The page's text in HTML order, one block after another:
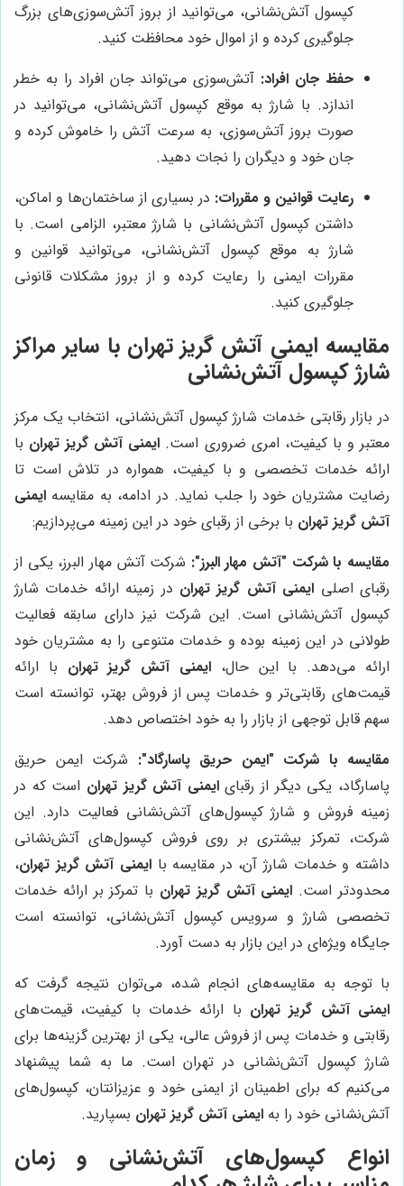
کپسول آتش‌نشانی، می‌توانید از بروز آتش‌سوزی‌های بزرگ
جلوگیری کرده و از اموال خود محافظت کنید.
حفظ جان افراد: آتش‌سوزی می‌تواند جان افراد را به خطر
اندازد. با شارژ به موقع کپسول آتش‌نشانی، می‌توانید در
صورت بروز آتش‌سوزی، به سرعت آتش را خاموش کرده و
جان خود و دیگران را نجات دهید.
رعایت قوانین و مقررات: در بسیاری از ساختمان‌ها و اماکن،
داشتن کپسول آتش‌نشانی با شارژ معتبر، الزامی است. با
شارژ به موقع کپسول آتش‌نشانی، می‌توانید قوانین و
مقررات ایمنی را رعایت کرده و از بروز مشکلات قانونی
جلوگیری کنید.
مقایسه ایمنی آتش گریز تهران با سایر مراکز
شارژ کپسول آتش‌نشانی
در بازار رقابتی خدمات شارژ کپسول آتش‌نشانی، انتخاب یک مرکز
معتبر و با کیفیت، امری ضروری است. ایمنی آتش گریز تهران با
ارائه خدمات تخصصی و با کیفیت، همواره در تلاش است تا
رضایت مشتریان خود را جلب نماید. در ادامه، به مقایسه ایمنی
آتش گریز تهران با برخی از رقبای خود در این زمینه می‌پردازیم:
مقایسه با شرکت "آتش مهار البرز": شرکت آتش مهار البرز، یکی از
رقبای اصلی ایمنی آتش گریز تهران در زمینه ارائه خدمات شارژ
کپسول آتش‌نشانی است. این شرکت نیز دارای سابقه فعالیت
طولانی در این زمینه بوده و خدمات متنوعی را به مشتریان خود
ارائه می‌دهد. با این حال، ایمنی آتش گریز تهران با ارائه
قیمت‌های رقابتی‌تر و خدمات پس از فروش بهتر، توانسته است
سهم قابل توجهی از بازار را به خود اختصاص دهد.
مقایسه با شرکت "ایمن حریق پاسارگاد": شرکت ایمن حریق
پاسارگاد، یکی دیگر از رقبایایمنی آتش گریز تهران است که در
زمینه فروش و شارژ کپسول‌های آتش‌نشانی فعالیت دارد. این
شرکت، تمرکز بیشتری بر روی فروش کپسول‌های آتش‌نشانی
داشته و خدمات شارژ آن، در مقایسه باایمنی آتش گریز تهران،
محدودتر است. ایمنی آتش گریز تهران با تمرکز بر ارائه خدمات
تخصصی شارژ و سرویس کپسول آتش‌نشانی، توانسته است
جایگاه ویژه‌ای در این بازار به دست آورد.
با توجه به مقایسه‌های انجام شده، می‌توان نتیجه گرفت که
ایمنی آتش گریز تهران با ارائه خدمات با کیفیت، قیمت‌های
رقابتی و خدمات پس از فروش عالی، یکی از بهترین گزینه‌ها برای
شارژ کپسول آتش‌نشانی در تهران است. ما به شما پیشنهاد
می‌کنیم که برای اطمینان از ایمنی خود و عزیزانتان، کپسول‌های
آتش‌نشانی خود را به ایمنی آتش گریز تهران بسپارید.
انواع کپسول‌های آتش‌نشانی و زمان